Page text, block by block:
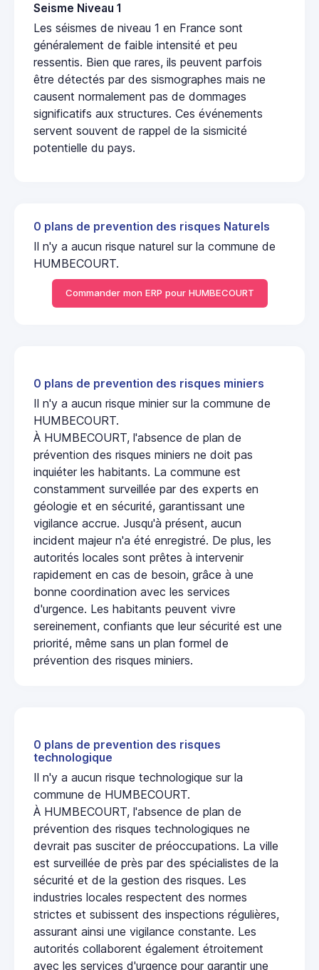
Seisme Niveau 1
Les séismes de niveau 1 en France sont
généralement de faible intensité et peu
ressentis. Bien que rares, ils peuvent parfois
être détectés par des sismographes mais ne
causent normalement pas de dommages
significatifs aux structures. Ces événements
servent souvent de rappel de la sismicité
potentielle du pays.
0 plans de prevention des risques Naturels
Il n'y a aucun risque naturel sur la commune de
HUMBECOURT.
Commander mon ERP pour HUMBECOURT
0 plans de prevention des risques miniers
Il n'y a aucun risque minier sur la commune de
HUMBECOURT.
À HUMBECOURT, l'absence de plan de
prévention des risques miniers ne doit pas
inquiéter les habitants. La commune est
constamment surveillée par des experts en
géologie et en sécurité, garantissant une
vigilance accrue. Jusqu'à présent, aucun
incident majeur n'a été enregistré. De plus, les
autorités locales sont prêtes à intervenir
rapidement en cas de besoin, grâce à une
bonne coordination avec les services
d'urgence. Les habitants peuvent vivre
sereinement, confiants que leur sécurité est une
priorité, même sans un plan formel de
prévention des risques miniers.
0 plans de prevention des risques
technologique
Il n'y a aucun risque technologique sur la
commune de HUMBECOURT.
À HUMBECOURT, l'absence de plan de
prévention des risques technologiques ne
devrait pas susciter de préoccupations. La ville
est surveillée de près par des spécialistes de la
sécurité et de la gestion des risques. Les
industries locales respectent des normes
strictes et subissent des inspections régulières,
assurant ainsi une vigilance constante. Les
autorités collaborent également étroitement
avec les services d'urgence pour garantir une